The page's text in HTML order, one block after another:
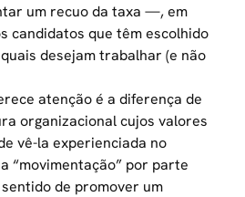
um recuo da taxa —, em
candidatos que têm escolhido
desejam trabalhar (e não
atenção é a diferença de
organizacional cujos valores
vê-la experienciada no
“movimentação” por parte
de promover um